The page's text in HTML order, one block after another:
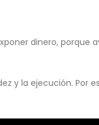
dinero, porque
y la ejecución. Por